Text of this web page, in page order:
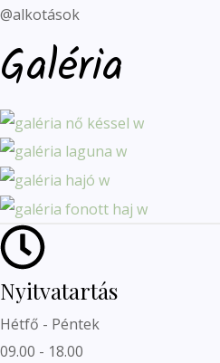
@alkotások
Galéria
Nyitvatartás
Hétfő - Péntek
09.00 - 18.00